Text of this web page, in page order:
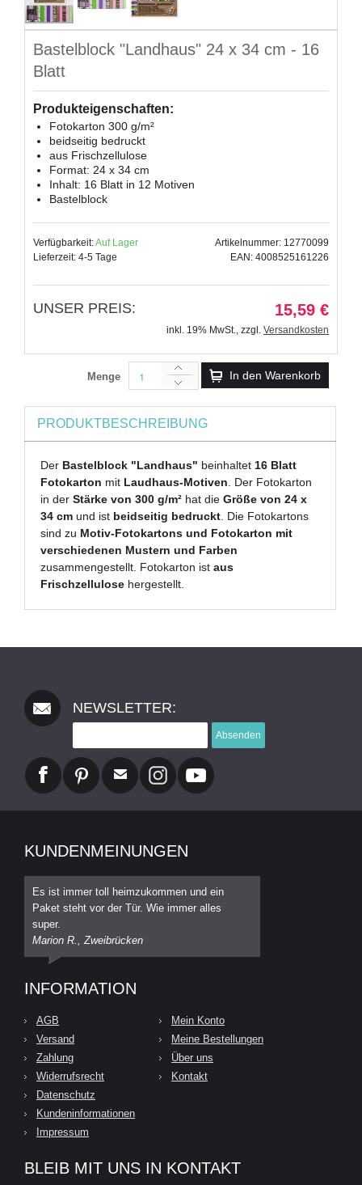
Bastelblock "Landhaus" 24 x 34 cm - 16
Blatt
Produkteigenschaften:
Fotokarton 300 g/m²
beidseitig bedruckt
aus Frischzellulose
Format: 24 x 34 cm
Inhalt: 16 Blatt in 12 Motiven
Bastelblock
Verfügbarkeit:Auf Lager
Lieferzeit: 4-5 Tage
Artikelnummer: 12770099
EAN: 4008525161226
UNSER PREIS: 15,59 €
inkl. 19% MwSt., zzgl. Versandkosten
Menge In den Warenkorb
PRODUKTBESCHREIBUNG
Der Bastelblock "Landhaus" beinhaltet16 Blatt
Fotokarton mit Laudhaus-Motiven. Der Fotokarton
in derStärke von 300 g/m² hat dieGröße von 24 x
34 cm und ist beidseitig bedruckt. Die Fotokartons
sind zu Motiv-Fotokartons und Fotokarton mit
verschiedenen Mustern und Farben
zusammengestellt. Fotokarton istaus
Frischzellulose hergestellt.
NEWSLETTER:
Absenden
KUNDENMEINUNGEN
Es ist immer toll heimzukommen und ein
Paket steht vor der Tür. Wie immer alles
super.
Marion R., Zweibrücken
INFORMATION
AGB
Versand
Zahlung
Widerrufsrecht
Datenschutz
Kundeninformationen
Impressum
Mein Konto
Meine Bestellungen
Über uns
Kontakt
BLEIB MIT UNS IN KONTAKT